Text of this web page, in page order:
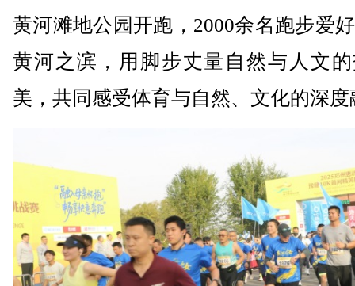
黄河滩地公园开跑，2000余名跑步爱
黄河之滨，用脚步丈量自然与人文
美，共同感受体育与自然、文化的深度